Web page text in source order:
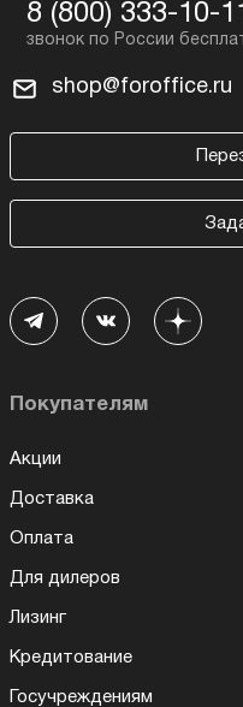
8 (800) 333-10-11
shop@foroffice.ru
Покупателям
Акции
Доставка
Оплата
Для дилеров
Лизинг
Кредитование
Госучреждениям